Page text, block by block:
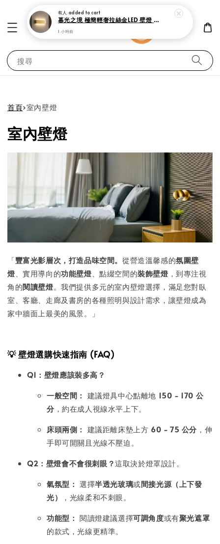
搜尋
首頁›室內壁燈
室內壁燈
「豐富光影層次，打造品味空間。從營造溫馨感的氛圍壁
燈、實用導向的功能壁燈、點綴空間的裝飾壁燈 ，到專注視
角的閱讀壁燈。我們提供多元的室內壁燈選擇，滿足您對臥
室、客廳、走廊及書房的各種照明與設計需求，讓壁燈成為
家中牆面上最美的風景。」
💡 壁燈選購快速指南 (FAQ)
Q1：壁燈應該裝多高？
一般空間： 建議燈具中心點離地 150 - 170 公
分 ，約在成人視線水平上下。
床頭兩側： 建議距離床墊上方 60 - 75 公分 ，伸
手即可開關且光線不壓迫。
Q2：壁燈會不會很刺眼？這取決於燈罩設計。
氣氛型： 選擇半透光玻璃或間接光源（上下發
光）
，光線柔和不刺眼。
功能型： 閱讀燈建議選擇可調角度或有聚光遮罩
的款式，光線更精準。
有人 added to cart
暮光之境 極簡輕奢拉絲金LED 壁燈 上下雙向發光
1 小時前